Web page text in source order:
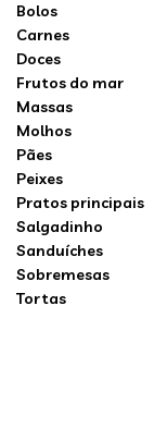
Bolos
Carnes
Doces
Frutos do mar
Massas
Molhos
Pães
Peixes
Pratos principais
Salgadinho
Sanduíches
Sobremesas
Tortas